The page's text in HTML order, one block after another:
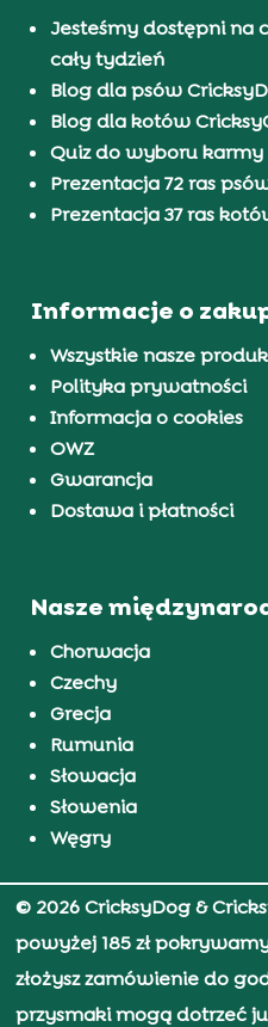
Jesteśmy dostępni na
cały tydzień
Blog dla psów
Blog dla kotów
Quiz do wyboru
Prezentacja 72 ras
Prezentacja 37 ras
Informacje o
Wszystkie nasze
Polityka prywatności
Informacja o cookies
OWZ
Gwarancja
Dostawa i płatności
Nasze
Chorwacja
Czechy
Grecja
Rumunia
Słowacja
Słowenia
Węgry
© 2026 CricksyDog &
powyżej 185 zł
złożysz zamówienie do
przysmaki mogą dotrzeć